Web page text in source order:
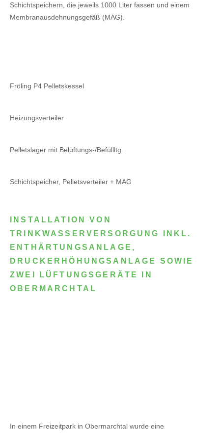
Schichtspeichern, die jeweils 1000 Liter fassen und einem
Membranausdehnungsgefäß (MAG).
Fröling P4 Pelletskessel
Heizungsverteiler
Pelletslager mit Belüftungs-/Befüllltg.
Schichtspeicher, Pelletsverteiler + MAG
INSTALLATION VON
TRINKWASSERVERSORGUNG INKL.
ENTHÄRTUNGSANLAGE,
DRUCKERHÖHUNGSANLAGE SOWIE
ZWEI LÜFTUNGSGERÄTE IN
OBERMARCHTAL
In einem Freizeitpark in Obermarchtal wurde eine